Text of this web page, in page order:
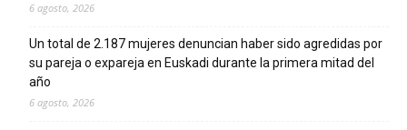
6 agosto, 2026
Un total de 2.187 mujeres denuncian haber sido agredidas por
su pareja o expareja en Euskadi durante la primera mitad del
año
6 agosto, 2026